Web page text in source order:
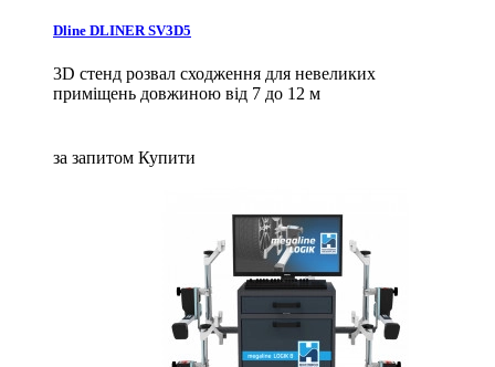
Dline DLINER SV3D5
3D стенд розвал сходження для невеликих
приміщень довжиною від 7 до 12 м
за запитом Купити